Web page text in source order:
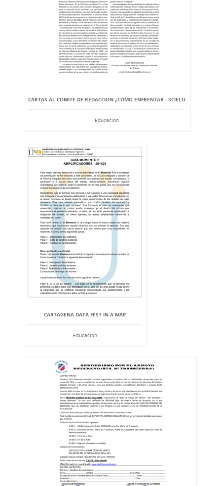
CARTAS AL COMITE DE REDACCION ¿CÓMO ENFRENTAR - SCIELO
Educación
CARTAGENA DATA FEST IN A MAP
Educación